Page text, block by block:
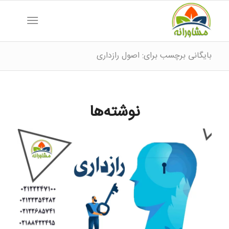
بایگانی برچسب برای: اصول رازداری
نوشته‌ها